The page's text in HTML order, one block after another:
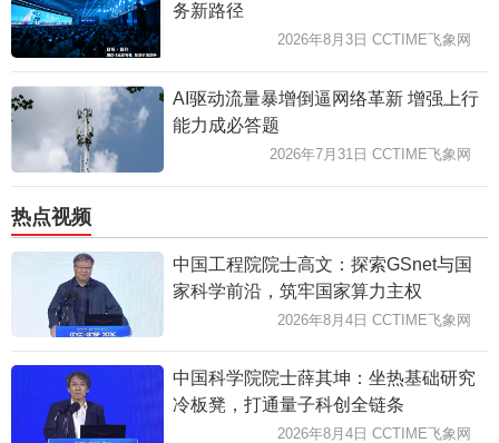
务新路径
2026年8月3日 CCTIME飞象网
AI驱动流量暴增倒逼网络革新 增强上行
能力成必答题
2026年7月31日 CCTIME飞象网
热点视频
中国工程院院士高文：探索GSnet与国
家科学前沿，筑牢国家算力主权
2026年8月4日 CCTIME飞象网
中国科学院院士薛其坤：坐热基础研究
冷板凳，打通量子科创全链条
2026年8月4日 CCTIME飞象网